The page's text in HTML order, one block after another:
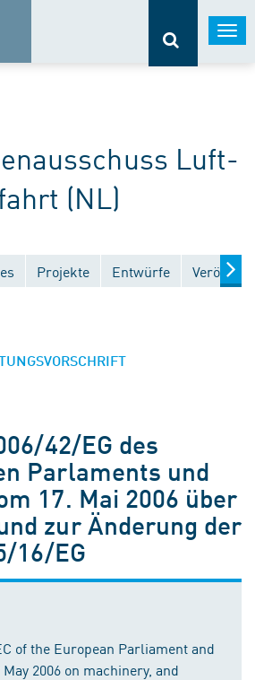
Luft-
(NL)
Projekte Entwürfe
42/EG des
Parlaments und
17. Mai 2006 über
zur Änderung der
16/EG
of the European Parliament and
2006 on machinery, and